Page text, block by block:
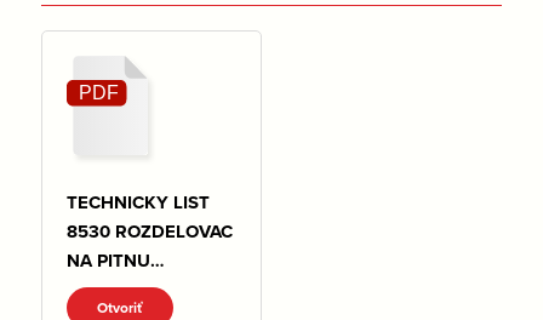
TECHNICKY LIST
8530 ROZDELOVAC
NA PITNU
VODU.pdf
Otvoriť